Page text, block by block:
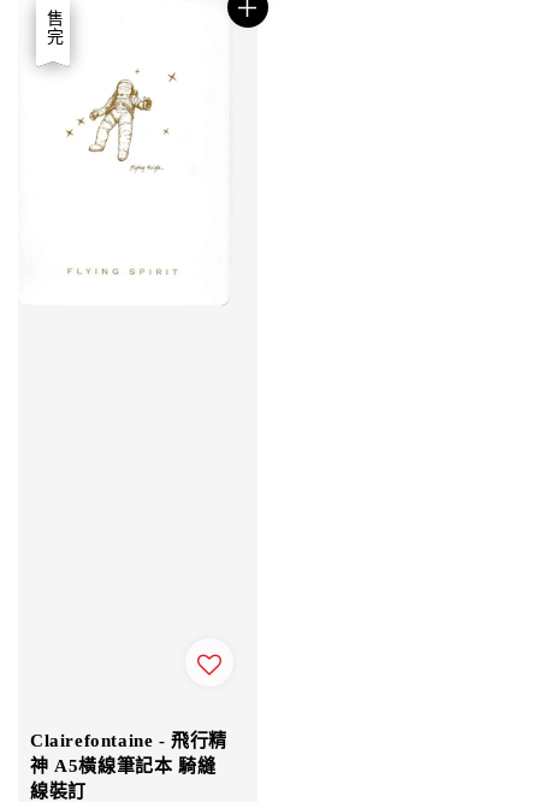
優惠
售完
Clairefontaine - 飛行精
神 A5橫線筆記本 騎縫
線裝訂